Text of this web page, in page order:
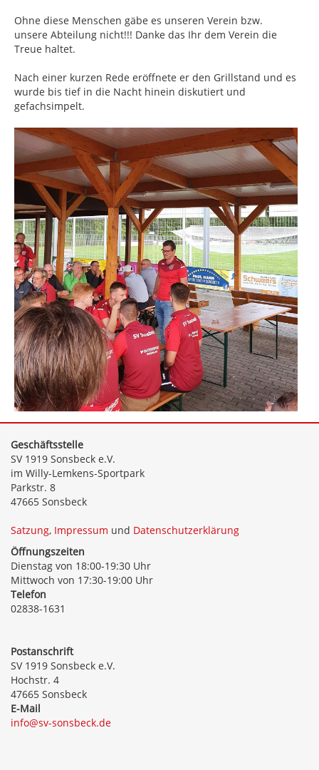
Ohne diese Menschen gäbe es unseren Verein bzw.
unsere Abteilung nicht!!! Danke das Ihr dem Verein die
Treue haltet.
Nach einer kurzen Rede eröffnete er den Grillstand und es
wurde bis tief in die Nacht hinein diskutiert und
gefachsimpelt.
Geschäftsstelle
SV 1919 Sonsbeck e.V.
im Willy-Lemkens-Sportpark
Parkstr. 8
47665 Sonsbeck
Satzung, Impressum und Datenschutzerklärung
Öffnungszeiten
Dienstag von 18:00-19:30 Uhr
Mittwoch von 17:30-19:00 Uhr
Telefon
02838-1631
Postanschrift
SV 1919 Sonsbeck e.V.
Hochstr. 4
47665 Sonsbeck
E-Mail
info@sv-sonsbeck.de